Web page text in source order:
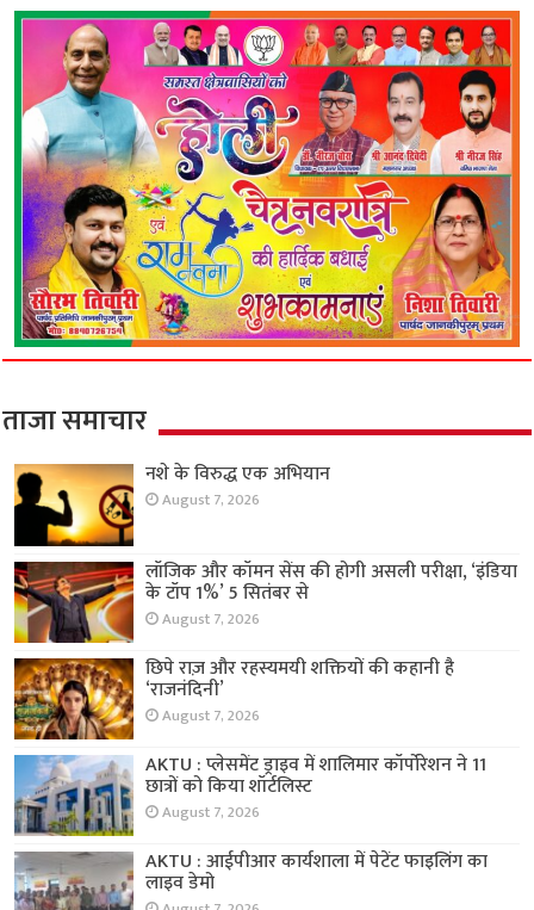
ताजा समाचार
नशे के विरुद्ध एक अभियान
August 7, 2026
लॉजिक और कॉमन सेंस की होगी असली परीक्षा, ‘इंडिया
के टॉप 1%’ 5 सितंबर से
August 7, 2026
छिपे राज़ और रहस्यमयी शक्तियों की कहानी है
‘राजनंदिनी’
August 7, 2026
AKTU : प्लेसमेंट ड्राइव में शालिमार कॉर्पोरेशन ने 11
छात्रों को किया शॉर्टलिस्ट
August 7, 2026
AKTU : आईपीआर कार्यशाला में पेटेंट फाइलिंग का
लाइव डेमो